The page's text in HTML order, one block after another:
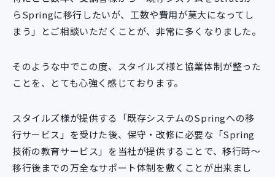
らSpringに移行したいが、工数や費用が莫大になってし
まう」とご相談いただくことが、非常に多くなりました。
そのような中でこの度、スタイルズ様と協業体制が整った
ことを、とても心強く感じております。
スタイルズ様が提供する「既存システムのSpringへの移
行サービス」を受けた後、保守・改修に必要な「Spring
技術の教育サービス」を当社が提供することで、移行時〜
移行後までの万全なサポート体制を敷くことが出来まし